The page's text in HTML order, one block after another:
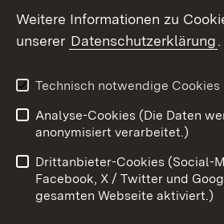
X / Twitter
Youtube
Impressum
Barrierefreiheit
Cookies
Weitere Informationen zu
unserer Datenschutzerklärung.
Technisch notwendige Cookies
Analyse-Cookies (Die Daten
anonymisiert verarbeitet.)
Drittanbieter-Cookies (Social-
Facebook, X / Twitter und
gesamten Webseite aktiviert.)